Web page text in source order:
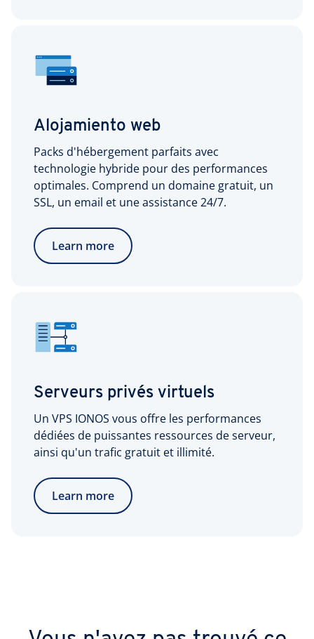
Alojamiento web
Packs d'hébergement parfaits avec
technologie hybride pour des performances
optimales. Comprend un domaine gratuit, un
SSL, un email et une assistance 24/7.
Learn more
Serveurs privés virtuels
Un VPS IONOS vous offre les performances
dédiées de puissantes ressources de serveur,
ainsi qu'un trafic gratuit et illimité.
Learn more